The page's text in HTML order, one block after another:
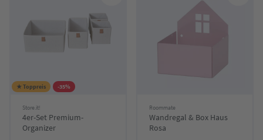
★ Toppreis -35%
Store.it!
4er-Set Premium-
Organizer
Roommate
Wandregal & Box Haus
Rosa